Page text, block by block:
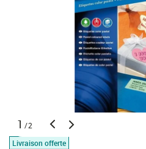
1 /2
Livraison offerte